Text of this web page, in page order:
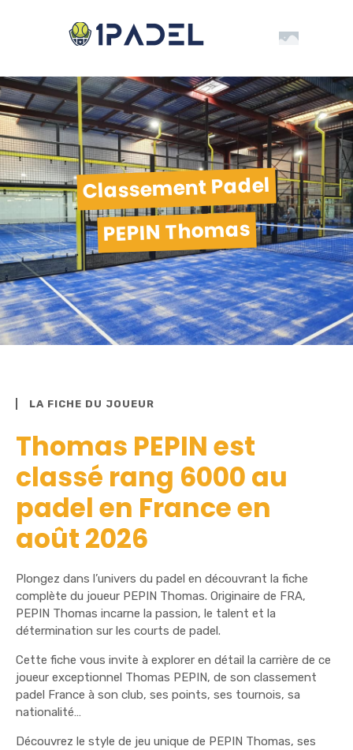
Classement Padel
PEPIN Thomas
LA FICHE DU JOUEUR
Thomas PEPIN est
classé rang 6000 au
padel en France en
août 2026
Plongez dans l’univers du padel en découvrant la fiche
complète du joueur PEPIN Thomas. Originaire de FRA,
PEPIN Thomas incarne la passion, le talent et la
détermination sur les courts de padel.
Cette fiche vous invite à explorer en détail la carrière de ce
joueur exceptionnel Thomas PEPIN, de son classement
padel France à son club, ses points, ses tournois, sa
nationalité…
Découvrez le style de jeu unique de PEPIN Thomas, ses